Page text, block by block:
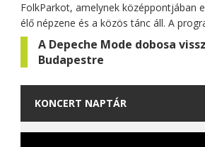
FolkParkot, amelynek középpontjában
élő népzene és a közös tánc áll. A
A Depeche Mode dobosa
Budapestre
KONCERT NAPTÁR